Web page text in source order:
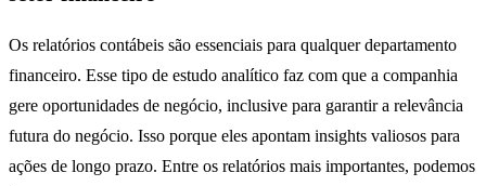
Os relatórios contábeis são essenciais para qualquer departamento
financeiro. Esse tipo de estudo analítico faz com que a companhia
gere oportunidades de negócio, inclusive para garantir a relevância
futura do negócio. Isso porque eles apontam insights valiosos para
ações de longo prazo. Entre os relatórios mais importantes, podemos